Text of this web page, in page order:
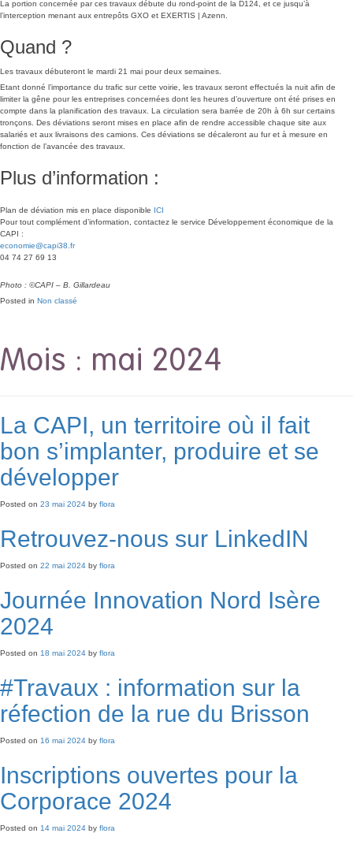
La portion concernée par ces travaux débute du rond-point de la D124, et ce jusqu’à
l’interception menant aux entrepôts GXO et EXERTIS | Azenn.
Quand ?
Les travaux débuteront le mardi 21 mai pour deux semaines.
Etant donné l’importance du trafic sur cette voirie, les travaux seront effectués la nuit afin de
limiter la gêne pour les entreprises concernées dont les heures d’ouverture ont été prises en
compte dans la planification des travaux. La circulation sera barrée de 20h à 6h sur certains
tronçons. Des déviations seront mises en place afin de rendre accessible chaque site aux
salariés et aux livraisons des camions. Ces déviations se décaleront au fur et à mesure en
fonction de l’avancée des travaux.
Plus d’information :
Plan de déviation mis en place disponible ICI
Pour tout complément d’information, contactez le service Développement économique de la
CAPI :
economie@capi38.fr
04 74 27 69 13
Photo : ©CAPI – B. Gillardeau
Posted in Non classé
Mois : mai 2024
La CAPI, un territoire où il fait
bon s’implanter, produire et se
développer
Posted on 23 mai 2024 by flora
Retrouvez-nous sur LinkedIN
Posted on 22 mai 2024 by flora
Journée Innovation Nord Isère
2024
Posted on 18 mai 2024 by flora
#Travaux : information sur la
réfection de la rue du Brisson
Posted on 16 mai 2024 by flora
Inscriptions ouvertes pour la
Corporace 2024
Posted on 14 mai 2024 by flora